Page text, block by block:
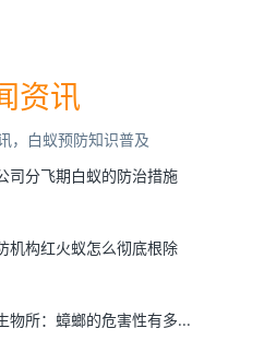
资讯
，白蚁预防知识普及
司分飞期白蚁的防治措施
机构红火蚁怎么彻底根除
物所：蟑螂的危害性有多...